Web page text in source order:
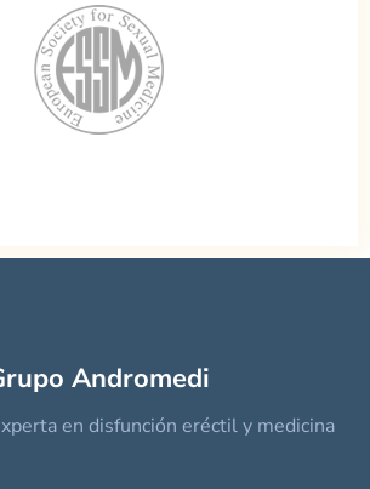
Andromedi
en disfunción eréctil y medicina